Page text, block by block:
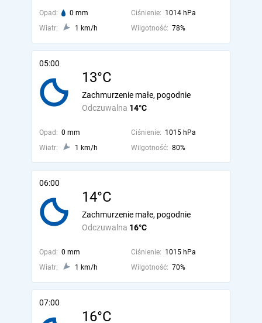
Opad: 0 mm Ciśnienie: 1014 hPa
Wiatr:
1 km/h Wilgotność: 78%
05:00
13°C
Odczuwalna 14°C
Zachmurzenie małe, pogodnie
Opad: 0 mm Ciśnienie: 1015 hPa
Wiatr:
1 km/h Wilgotność: 80%
06:00
14°C
Odczuwalna 16°C
Zachmurzenie małe, pogodnie
Opad: 0 mm Ciśnienie: 1015 hPa
Wiatr:
1 km/h Wilgotność: 70%
07:00
16°C